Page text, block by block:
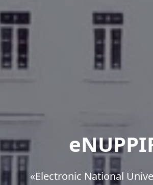
«Еlectronic National